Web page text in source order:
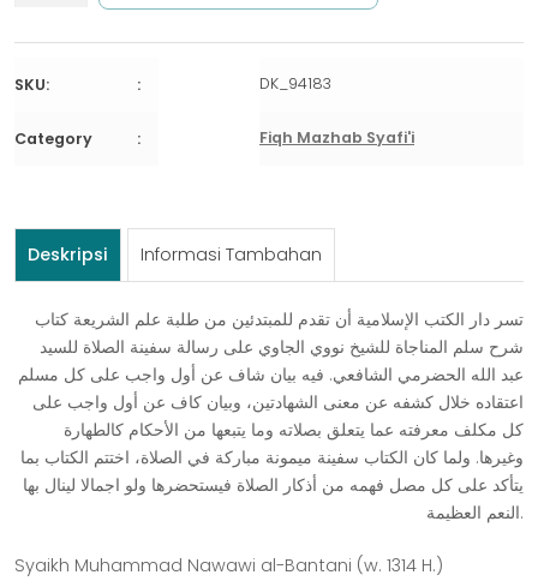
MUNAJAH
ﻛﺘﺎﺏ
SKU: DK_94183
Category Fiqh Mazhab Syafi'i
Deskripsi Informasi Tambahan
ﺗﺴﺮ ﺩﺍﺭ ﺍﻟﻜﺘﺐ ﺍﻹﺳﻼﻣﻴﺔ ﺃﻥ ﺗﻘﺪﻡ ﻟﻠﻤﺒﺘﺪﺋﻴﻦ ﻣﻦ ﻃﻠﺒﺔ ﻋﻠﻢ ﺍﻟﺸﺮﻳﻌﺔ ﻛﺘﺎﺏ
ﺷﺮﺡ ﺳﻠﻢ ﺍﻟﻤﻨﺎﺟﺎﺓ ﻟﻠﺸﻴﺦ ﻧﻮﻭﻱ ﺍﻟﺠﺎﻭﻱ ﻋﻠﻰ ﺭﺳﺎﻟﺔ ﺳﻔﻴﻨﺔ ﺍﻟﺼﻼﺓ ﻟﻠﺴﻴﺪ
ﻋﺒﺪ ﺍﻟﻠﻪ ﺍﻟﺤﻀﺮﻣﻲ ﺍﻟﺸﺎﻓﻌﻲ. ﻓﻴﻪ ﺑﻴﺎﻥ ﺷﺎﻑ ﻋﻦ ﺃﻭﻝ ﻭﺍﺟﺐ ﻋﻠﻰ ﻛﻞ ﻣﺴﻠﻢ
ﺍﻋﺘﻘﺎﺩﻩ ﺧﻼﻝ ﻛﺸﻔﻪ ﻋﻦ ﻣﻌﻨﻰ ﺍﻟﺸﻬﺎﺩﺗﻴﻦ، ﻭﺑﻴﺎﻥ ﻛﺎﻑ ﻋﻦ ﺃﻭﻝ ﻭﺍﺟﺐ ﻋﻠﻰ
ﻛﻞ ﻣﻜﻠﻒ ﻣﻌﺮﻓﺘﻪ ﻋﻤﺎ ﻳﺘﻌﻠﻖ ﺑﺼﻼﺗﻪ ﻭﻣﺎ ﻳﺘﺒﻌﻬﺎ ﻣﻦ ﺍﻷﺣﻜﺎﻡ ﻛﺎﻟﻄﻬﺎﺭﺓ
ﻭﻏﻴﺮﻫﺎ. ﻭﻟﻤﺎ ﻛﺎﻥ ﺍﻟﻜﺘﺎﺏ ﺳﻔﻴﻨﺔ ﻣﻴﻤﻮﻧﺔ ﻣﺒﺎﺭﻛﺔ ﻓﻲ ﺍﻟﺼﻼﺓ، ﺍﺧﺘﺘﻢ ﺍﻟﻜﺘﺎﺏ ﺑﻤﺎ
ﻳﺘﺄﻛﺪ ﻋﻠﻰ ﻛﻞ ﻣﺼﻞ ﻓﻬﻤﻪ ﻣﻦ ﺃﺫﻛﺎﺭ ﺍﻟﺼﻼﺓ ﻓﻴﺴﺘﺤﻀﺮﻫﺎ ﻭﻟﻮ ﺍﺟﻤﺎﻻ ﻟﻴﻨﺎﻝ ﺑﻬﺎ
ﺍﻟﻨﻌﻢ ﺍﻟﻌﻈﻴﻤﺔ.
Syaikh Muhammad Nawawi al-Bantani (w. 1314 H.)